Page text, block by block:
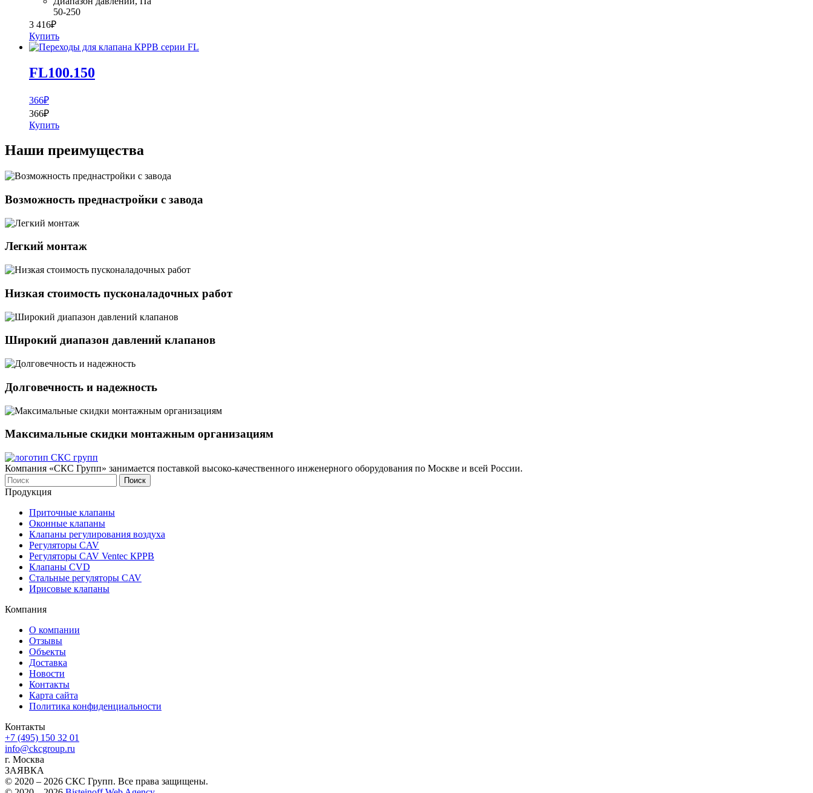
50-250
3 416₽
Купить
FL100.150
366₽
366₽
Купить
Наши преимущества
Возможность преднастройки с завода
Легкий монтаж
Низкая стоимость пусконаладочных работ
Широкий диапазон давлений клапанов
Долговечность и надежность
Максимальные скидки монтажным организациям
Компания «СКС Групп» занимается поставкой высоко-качественного инженерного оборудования по Москве и всей России.
Продукция
Приточные клапаны
Оконныe клапаны
Клапаны регулирования воздуха
Регуляторы CAV
Регуляторы CAV Ventec КРРВ
Клапаны CVD
Стальные регуляторы CAV
Ирисовые клапаны
Компания
О компании
Отзывы
Объекты
Доставка
Новости
Контакты
Карта сайта
Политика конфиденциальности
Контакты
+7 (495) 150 32 01
info@ckcgroup.ru
г. Москва
ЗАЯВКА
© 2020 – 2026 СКС Групп. Все права защищены.